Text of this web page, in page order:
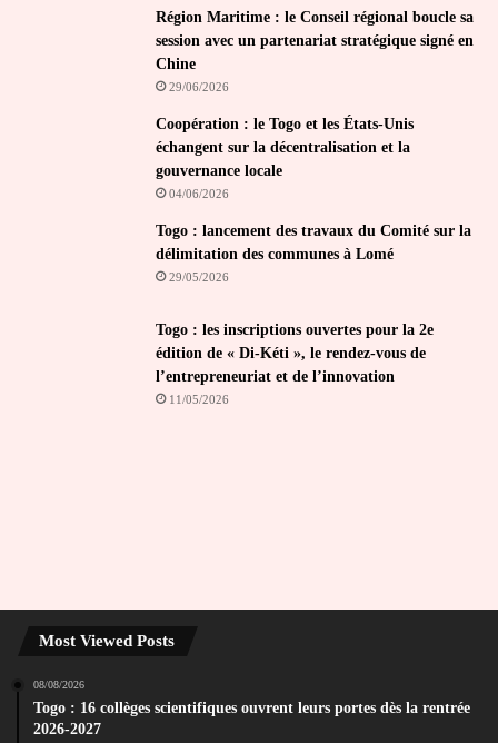
Région Maritime : le Conseil régional boucle sa
session avec un partenariat stratégique signé en
Chine
29/06/2026
Coopération : le Togo et les États-Unis
échangent sur la décentralisation et la
gouvernance locale
04/06/2026
Togo : lancement des travaux du Comité sur la
délimitation des communes à Lomé
29/05/2026
Togo : les inscriptions ouvertes pour la 2e
édition de « Di-Kéti », le rendez-vous de
l’entrepreneuriat et de l’innovation
11/05/2026
Most Viewed Posts
08/08/2026
Togo : 16 collèges scientifiques ouvrent leurs portes dès la rentrée
2026-2027